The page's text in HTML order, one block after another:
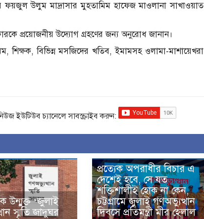
উলুম মাদ্রাসার মুহতামিম হাফেজ মাওলানা সাখাওয়াত
প্রয়োজনীয় উদ্যোগ গ্রহণের জন্য অনুরোধ জানান।
শিক্ষক, বিভিন্ন মসজিদের খতিব, ইমামসহ ওলামা-মাশায়েখরা
ইউটিউব চ্যানেলে সাবস্ক্রাইব করুন:
উন্মুক্ত ‘জুলাই
স্মৃতি জাদুঘর
প্রত্যেক অপরাধীর বিচার এ
দেশেই হবে, সে যত
শক্তিশালীই হোক না কেন,
চট্টগ্রামে জুলাই গণঅভ্যুত্থান
দিবসে প্রতিমন্ত্রী মীর হেলাল